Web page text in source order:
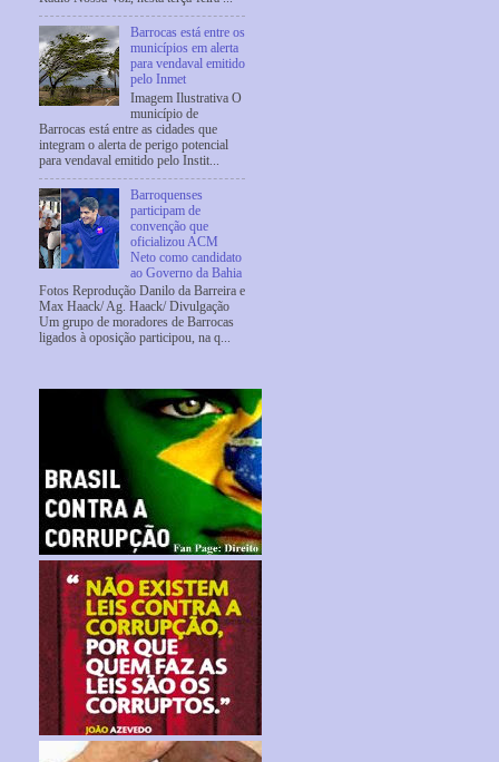
Barrocas está entre os
municípios em alerta
para vendaval emitido
pelo Inmet
Imagem Ilustrativa O
município de
Barrocas está entre as cidades que
integram o alerta de perigo potencial
para vendaval emitido pelo Instit...
Barroquenses
participam de
convenção que
oficializou ACM
Neto como candidato
ao Governo da Bahia
Fotos Reprodução Danilo da Barreira e
Max Haack/ Ag. Haack/ Divulgação
Um grupo de moradores de Barrocas
ligados à oposição participou, na q...